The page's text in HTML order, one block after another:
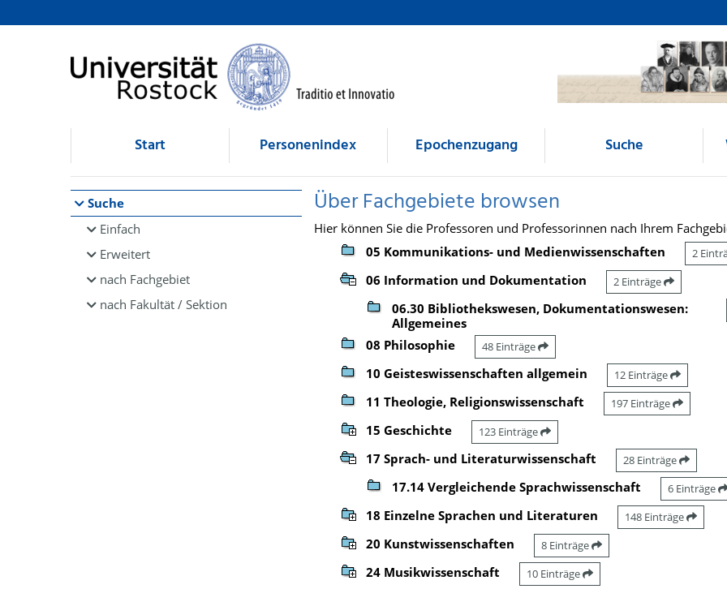
Browsen
direkt zum Inhalt
Start Personenindex Epochenzugang Suche
Suche
Einfach
Erweitert
nach Fachgebiet
nach Fakultät / Sektion
Über Fachgebiete browsen
Hier können Sie die Professoren und Professorinnen nach Ihrem
05 Kommunikations- und Medienwissenschaften
2
06 Information und Dokumentation 2 Einträge
06.30 Bibliothekswesen, Dokumentationswesen:
Allgemeines
08 Philosophie 48 Einträge
10 Geisteswissenschaften allgemein 12 Einträge
11 Theologie, Religionswissenschaft 197 Einträge
15 Geschichte 123 Einträge
17 Sprach- und Literaturwissenschaft 28 Einträge
17.14 Vergleichende Sprachwissenschaft 6 Einträge
18 Einzelne Sprachen und Literaturen 148 Einträge
20 Kunstwissenschaften 8 Einträge
24 Musikwissenschaft 10 Einträge